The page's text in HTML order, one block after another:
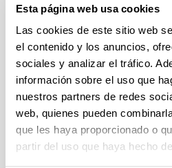
Esta página web usa cookies
Las cookies de este sitio web
el contenido y los anuncios,
sociales y analizar el tráfico.
información sobre el uso que
nuestros partners de redes
web, quienes pueden
que les haya proporcionado o
partir del uso que haya hecho
Abierto el plazo de presentación
presentación: 30/09/2026)
Plazo interno EHU documentación
septiembre de 2026
CONVOCATORIA PARA LA
PERSONAL INVESTIGADOR EN
(2026)
Plazo de presentación cerrado: 15/